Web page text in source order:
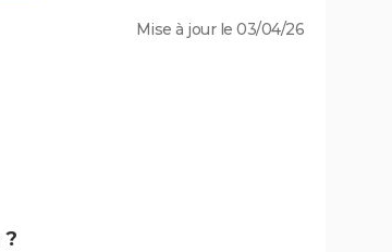
Mise à jour le 03/04/26
?